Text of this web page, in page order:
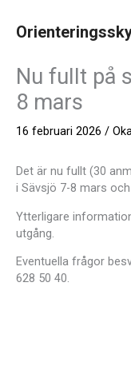
innehåll
Nu fullt på
8 mars
16 februari 2026 /
Det är nu fullt (30
i Sävsjö 7-8 mars
Ytterligare
utgång.
Eventuella frågor
628 50 40.